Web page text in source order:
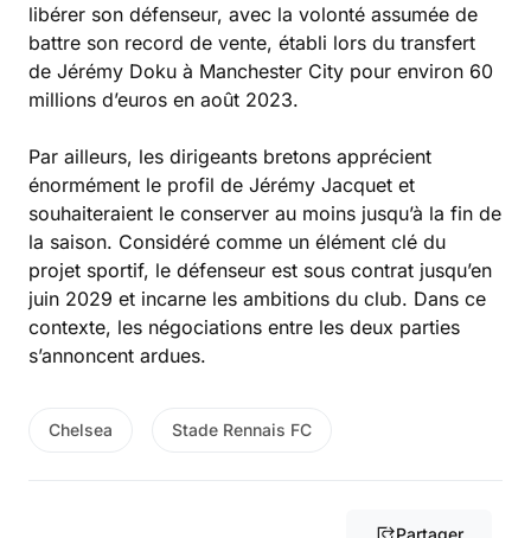
libérer son défenseur, avec la volonté assumée de
battre son record de vente, établi lors du transfert
de Jérémy Doku à Manchester City pour environ 60
millions d’euros en août 2023.
Par ailleurs, les dirigeants bretons apprécient
énormément le profil de Jérémy Jacquet et
souhaiteraient le conserver au moins jusqu’à la fin de
la saison. Considéré comme un élément clé du
projet sportif, le défenseur est sous contrat jusqu’en
juin 2029 et incarne les ambitions du club. Dans ce
contexte, les négociations entre les deux parties
s’annoncent ardues.
Chelsea Stade Rennais FC
Partager